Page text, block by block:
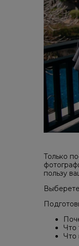
Только
пользу
Что
Что